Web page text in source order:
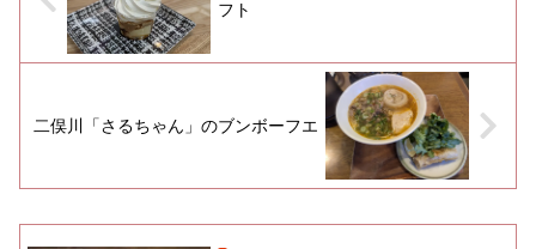
フト
二俣川「さるちゃん」のブンボーフエ